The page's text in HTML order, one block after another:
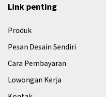
Link penting
Produk
Pesan Desain Sendiri
Cara Pembayaran
Lowongan Kerja